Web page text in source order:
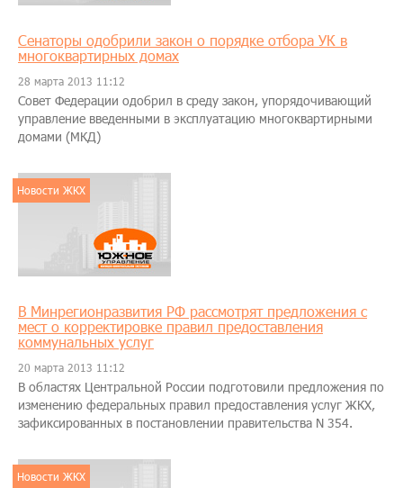
Сенаторы одобрили закон о порядке отбора УК в
многоквартирных домах
28 марта 2013 11:12
Совет Федерации одобрил в среду закон, упорядочивающий
управление введенными в эксплуатацию многоквартирными
домами (МКД)
Новости ЖКХ
В Минрегионразвития РФ рассмотрят предложения с
мест о корректировке правил предоставления
коммунальных услуг
20 марта 2013 11:12
В областях Центральной России подготовили предложения по
изменению федеральных правил предоставления услуг ЖКХ,
зафиксированных в постановлении правительства N 354.
Новости ЖКХ